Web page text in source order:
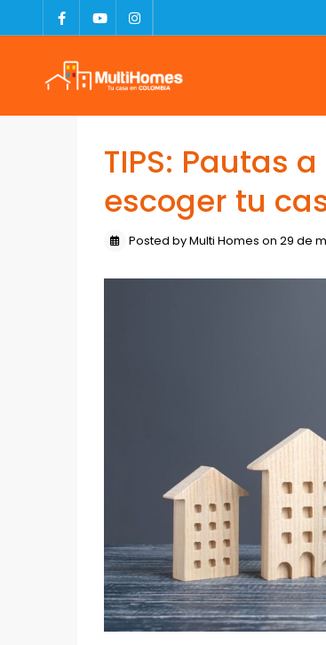
TIPS: Pautas
escoger tu
Posted by Multi Homes on 29 de